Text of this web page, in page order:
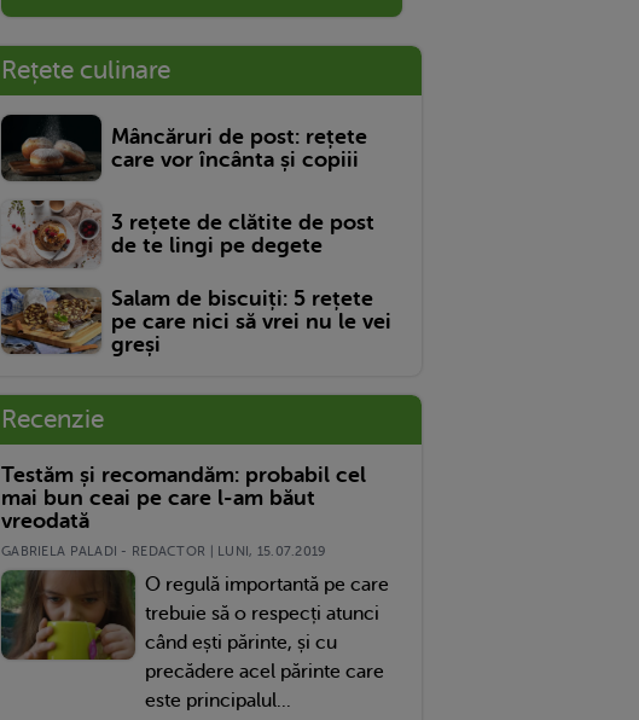
Rețete culinare
Mâncăruri de post: rețete
care vor încânta și copiii
3 rețete de clătite de post
de te lingi pe degete
Salam de biscuiți: 5 rețete
pe care nici să vrei nu le vei
greși
Recenzie
Testăm și recomandăm: probabil cel
mai bun ceai pe care l-am băut
vreodată
GABRIELA PALADI - REDACTOR | LUNI, 15.07.2019
O regulă importantă pe care
trebuie să o respecți atunci
când ești părinte, și cu
precădere acel părinte care
este principalul...